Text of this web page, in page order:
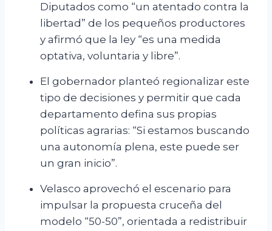
Diputados como “un atentado contra la
libertad” de los pequeños productores
y afirmó que la ley “es una medida
optativa, voluntaria y libre”.
El gobernador planteó regionalizar este
tipo de decisiones y permitir que cada
departamento defina sus propias
políticas agrarias: “Si estamos buscando
una autonomía plena, este puede ser
un gran inicio”.
Velasco aprovechó el escenario para
impulsar la propuesta cruceña del
modelo “50-50”, orientada a redistribuir